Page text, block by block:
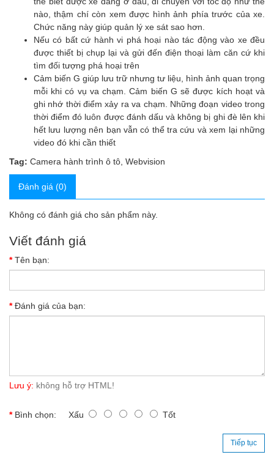
nào, thậm chí còn xem được hình ảnh phía trước của xe.
Chức năng này giúp quản lý xe sát sao hơn.
Nếu có bất cứ hành vi phá hoại nào tác động vào xe đều
được thiết bị chụp lại và gửi đến điện thoại làm căn cứ khi
tìm đối tượng phá hoại trên
Cảm biến G giúp lưu trữ nhưng tư liệu, hình ảnh quan trọng
mỗi khi có vụ va chạm. Cảm biến G sẽ được kích hoạt và
ghi nhớ thời điểm xảy ra va chạm. Những đoạn video trong
thời điểm đó luôn được đánh dấu và không bị ghi đè lên khi
hết lưu lượng nên bạn vẫn có thể tra cứu và xem lại những
video đó khi cần thiết
Tag: Camera hành trình ô tô Webvision
Đánh giá (0)
Không có đánh giá cho sản phẩm này.
Viết đánh giá
Tên bạn:
Đánh giá của bạn:
Lưu ý: không hỗ trợ HTML!
Bình chọn: Xấu Tốt
Tiếp tục